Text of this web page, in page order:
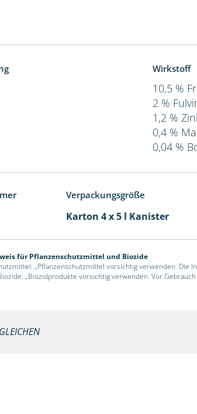
Wirkstoff
10,5 %
2 %
1,2 %
0,4 %
0,04 %
Verpackungsgröße
Karton 4 x 5 l Kanister
für Pflanzenschutzmittel und Biozide
„Pflanzenschutzmittel vorsichtig verwenden. Die
„Biozidprodukte vorsichtig verwenden. Vor